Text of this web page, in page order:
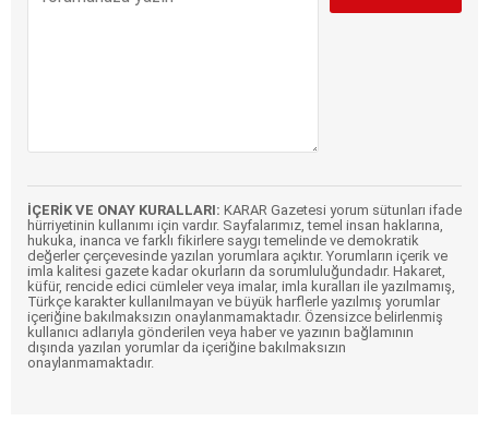
İÇERİK VE ONAY KURALLARI: KARAR Gazetesi yorum sütunları ifade
hürriyetinin kullanımı için vardır. Sayfalarımız, temel insan haklarına,
hukuka, inanca ve farklı fikirlere saygı temelinde ve demokratik
değerler çerçevesinde yazılan yorumlara açıktır. Yorumların içerik ve
imla kalitesi gazete kadar okurların da sorumluluğundadır. Hakaret,
küfür, rencide edici cümleler veya imalar, imla kuralları ile yazılmamış,
Türkçe karakter kullanılmayan ve büyük harflerle yazılmış yorumlar
içeriğine bakılmaksızın onaylanmamaktadır. Özensizce belirlenmiş
kullanıcı adlarıyla gönderilen veya haber ve yazının bağlamının
dışında yazılan yorumlar da içeriğine bakılmaksızın
onaylanmamaktadır.